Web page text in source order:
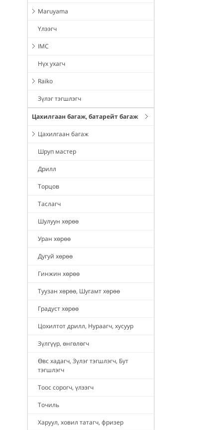
Maruyama
Үлээгч
IMC
Нүх ухагч
Raiko
Зүлэг тэгшлэгч
Цахилгаан багаж, батарейт багаж
Цахилгаан багаж
Шруп мастер
Дрилл
Торцов
Таслагч
Шулуун хөрөө
Уран хөрөө
Дугуй хөрөө
Гинжин хөрөө
Туузан хөрөө, Шугамт хөрөө
Градуст хөрөө
Цохилтот дрилл, Нураагч, хусуур
Зүлгүүр, өнгөлөгч
Өвс хадагч, Зүлэг тэгшлэгч, Бут
тэгшлэгч
Тоос сорогч, үлээгч
Точиль
Харуул, ховил татагч, фризер